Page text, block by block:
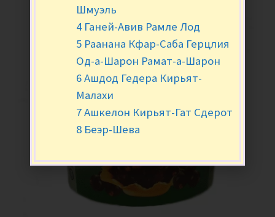
Шмуэль
4 Ганей-Авив Рамле Лод
5 Раанана Кфар-Саба Герцлия
Од-а-Шарон Рамат-а-Шарон
6 Ашдод Гедера Кирьят-
Малахи
7 Ашкелон Кирьят-Гат Сдерот
8 Беэр-Шева